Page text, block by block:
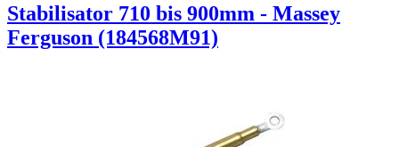
Stabilisator 710 bis 900mm - Massey
Ferguson (184568M91)